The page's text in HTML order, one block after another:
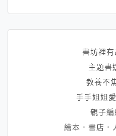
書坊裡有
主題書
教養不
手手姐姐
親子編
繪本．書店．